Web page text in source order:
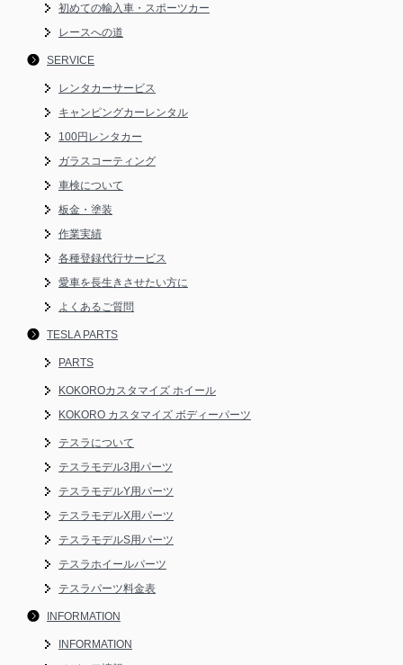
初めての輸入車・スポーツカー
レースへの道
SERVICE
レンタカーサービス
キャンピングカーレンタル
100円レンタカー
ガラスコーティング
車検について
板金・塗装
作業実績
各種登録代行サービス
愛車を長生きさせたい方に
よくあるご質問
TESLA PARTS
PARTS
KOKOROカスタマイズ ホイール
KOKORO カスタマイズ ボディーパーツ
テスラについて
テスラモデル3用パーツ
テスラモデルY用パーツ
テスラモデルX用パーツ
テスラモデルS用パーツ
テスラホイールパーツ
テスラパーツ料金表
INFORMATION
INFORMATION